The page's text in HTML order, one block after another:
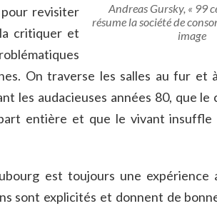
Andreas Gursky, « 99
résume la société de
image
revisiter
la critiquer et
On traverse les salles au fur et
les audacieuses années 80, que le
entière et que le vivant insuffle
est toujours une expérience
sont explicités et donnent de